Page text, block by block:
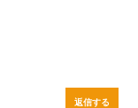
返信する